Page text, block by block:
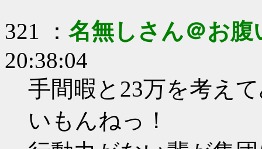
321 ： 名無しさん＠お腹
20:38:04
手間暇と23万を考え
いもんねっ！